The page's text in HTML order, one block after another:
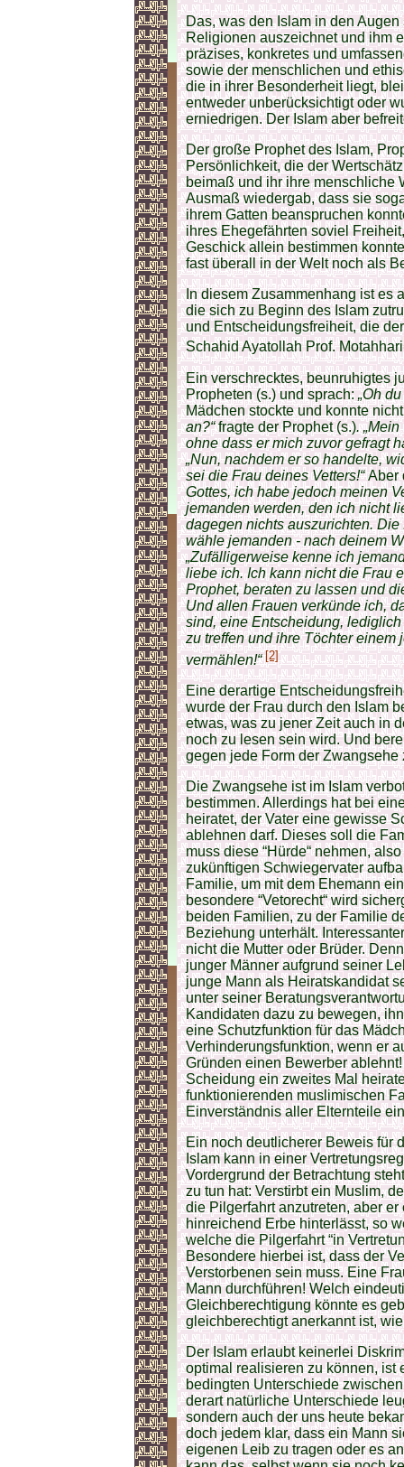
Das, was den Islam in den
Religionen auszeichnet und ihm
präzises, konkretes und
sowie der menschlichen und
die in ihrer Besonderheit liegt,
entweder unberücksichtigt oder
erniedrigen. Der Islam aber
Der große Prophet des Islam,
Persönlichkeit, die der
beimaß und ihr ihre menschliche
Ausmaß wiedergab, dass sie
ihrem Gatten beanspruchen
ihres Ehegefährten soviel
Geschick allein bestimmen
fast überall in der Welt noch als
In diesem Zusammenhang ist es
die sich zu Beginn des Islam
und Entscheidungsfreiheit, die
Schahid Ayatollah Prof. Motahhari
Ein verschrecktes, beunruhigtes
Propheten (s.) und sprach:„Oh
Mädchen stockte und konnte
an?“fragte der Prophet (s.).
ohne dass er mich zuvor gefragt
„Nun, nachdem er so handelte,
sei die Frau deines Vetters!“Aber
Gottes, ich habe jedoch meinen
jemanden werden, den ich nicht
dagegen nichts auszurichten.
wähle jemanden - nach deinem
„Zufälligerweise kenne ich
liebe ich. Ich kann nicht die Frau
Prophet, beraten zu lassen und
Und allen Frauen verkünde ich,
sind, eine Entscheidung,
zu treffen und ihre Töchter einem
vermählen!“ [2]
Eine derartige
wurde der Frau durch den Islam
etwas, was zu jener Zeit auch in
noch zu lesen sein wird. Und
gegen jede Form der Zwangsehe
Die Zwangsehe ist im Islam
bestimmen. Allerdings hat bei
heiratet, der Vater eine gewisse
ablehnen darf. Dieses soll die
muss diese “Hürde“ nehmen,
zukünftigen Schwiegervater
Familie, um mit dem Ehemann
besondere “Vetorecht“ wird
beiden Familien, zu der Familie
Beziehung unterhält.
nicht die Mutter oder Brüder.
junger Männer aufgrund seiner
junge Mann als Heiratskandidat
unter seiner
Kandidaten dazu zu bewegen,
eine Schutzfunktion für das
Verhinderungsfunktion, wenn er
Gründen einen Bewerber
Scheidung ein zweites Mal
funktionierenden muslimischen
Einverständnis aller Elternteile
Ein noch deutlicherer Beweis für
Islam kann in einer
Vordergrund der Betrachtung
zu tun hat: Verstirbt ein Muslim,
die Pilgerfahrt anzutreten, aber
hinreichend Erbe hinterlässt, so
welche die Pilgerfahrt “in
Besondere hierbei ist, dass der
Verstorbenen sein muss. Eine
Mann durchführen! Welch
Gleichberechtigung könnte es
gleichberechtigt anerkannt ist,
Der Islam erlaubt keinerlei
optimal realisieren zu können, ist
bedingten Unterschiede
derart natürliche Unterschiede
sondern auch der uns heute
doch jedem klar, dass ein Mann
eigenen Leib zu tragen oder es